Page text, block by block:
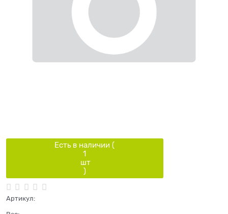
Есть в наличии (
1
шт
)
Артикул: